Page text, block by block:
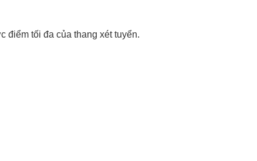
tối đa của thang xét tuyển.